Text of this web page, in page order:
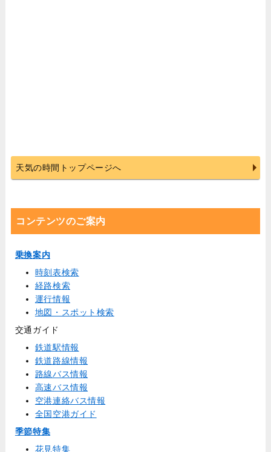
天気の時間トップページへ
コンテンツのご案内
乗換案内
時刻表検索
経路検索
運行情報
地図・スポット検索
交通ガイド
鉄道駅情報
鉄道路線情報
路線バス情報
高速バス情報
空港連絡バス情報
全国空港ガイド
季節特集
花見特集